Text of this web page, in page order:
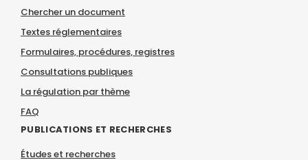
Chercher un document
Textes réglementaires
Formulaires, procédures, registres
Consultations publiques
La régulation par thème
FAQ
PUBLICATIONS ET RECHERCHES
Études et recherches